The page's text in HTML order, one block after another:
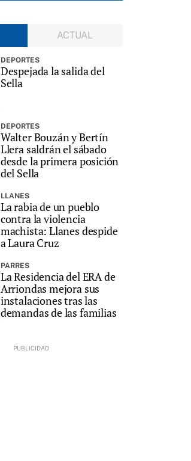
ACTUAL
DEPORTES
Despejada la salida del
Sella
DEPORTES
Walter Bouzán y Bertín
Llera saldrán el sábado
desde la primera posición
del Sella
LLANES
La rabia de un pueblo
contra la violencia
machista: Llanes despide
a Laura Cruz
PARRES
La Residencia del ERA de
Arriondas mejora sus
instalaciones tras las
demandas de las familias